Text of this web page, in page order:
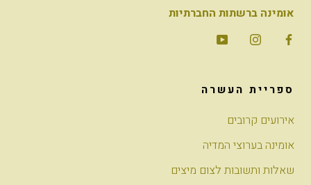
אומינה ברשתות החברתיות
ספריית העשרה
אירועים קרובים
אומינה בערוצי המדיה
שאלות ותשובות לצום מיצים